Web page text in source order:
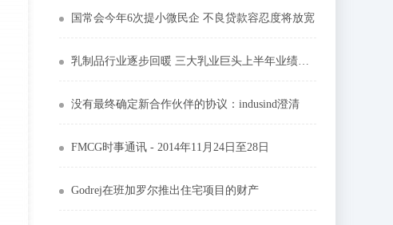
国常会今年6次提小微民企 不良贷款容忍度将放宽
乳制品行业逐步回暖 三大乳业巨头上半年业绩抢眼
没有最终确定新合作伙伴的协议：indusind澄清
FMCG时事通讯 - 2014年11月24日至28日
Godrej在班加罗尔推出住宅项目的财产